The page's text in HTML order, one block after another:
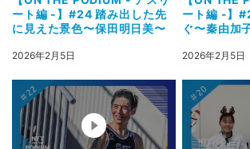
ート編 -】#24 踏み出した先
に見えた景色〜保田明日美〜
2026年2月5日
ート編 -】
ぐ〜秦由加
2026年2月5日